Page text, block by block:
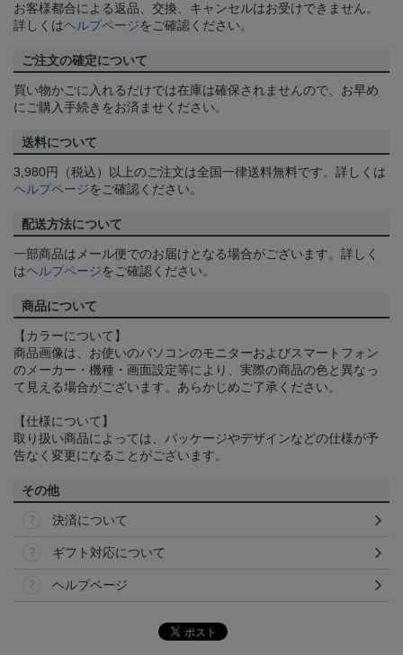
お客様都合による返品、交換、キャンセルはお受けできません。
詳しくはヘルプページをご確認ください。
ご注文の確定について
買い物かごに入れるだけでは在庫は確保されませんので、お早め
にご購入手続きをお済ませください。
送料について
3,980円（税込）以上のご注文は全国一律送料無料です。詳しくは
ヘルプページをご確認ください。
配送方法について
一部商品はメール便でのお届けとなる場合がございます。詳しく
はヘルプページをご確認ください。
商品について
【カラーについて】
商品画像は、お使いのパソコンのモニターおよびスマートフォン
のメーカー・機種・画面設定等により、実際の商品の色と異なっ
て見える場合がございます。あらかじめご了承ください。
【仕様について】
取り扱い商品によっては、パッケージやデザインなどの仕様が予
告なく変更になることがございます。
その他
決済について
ギフト対応について
ヘルプページ